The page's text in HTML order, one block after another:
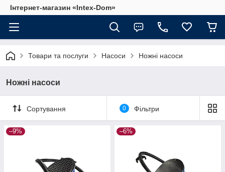
Інтернет-магазин «Intex-Dom»
Товари та послуги Насоси Ножні насоси
Ножні насоси
Сортування 0 Фільтри
–9% –6%